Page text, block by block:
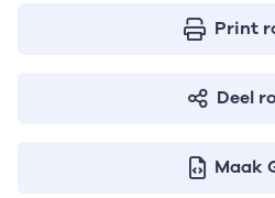
Print
Deel
Maak